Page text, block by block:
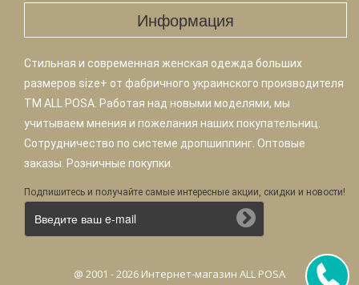
Информация
Стильная и современная женская одежда больших
размеров size+ от фабричного украинского производителя
TM ALL POSA. Работая над новыми моделями, мы
учитываем мнения и пожелания наших покупательниц.
Сотрудничество по системе дропшиппинг. Оптовые
заказы. Розничные покупки.
Подпишитесь и получайте самые интересные акции, скидки и новости!
@ 2001 - 2026 Интернет-магазин ALL POSA